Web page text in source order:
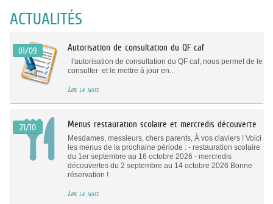
ACTUALITÉS
01/09 Autorisation de consultation du QF caf
l'autorisation de consultation du QF caf, nous permet de le
consulter et le mettre à jour en...
Lire la suite
21/10 Menus restauration scolaire et mercredis découverte
Mesdames, messieurs, chers parents, À vos claviers ! Voici
les menus de la prochaine période : - restauration scolaire
du 1er septembre au 16 octobre 2026 - mercredis
découvertes du 2 septembre au 14 octobre 2026 Bonne
réservation !
Lire la suite